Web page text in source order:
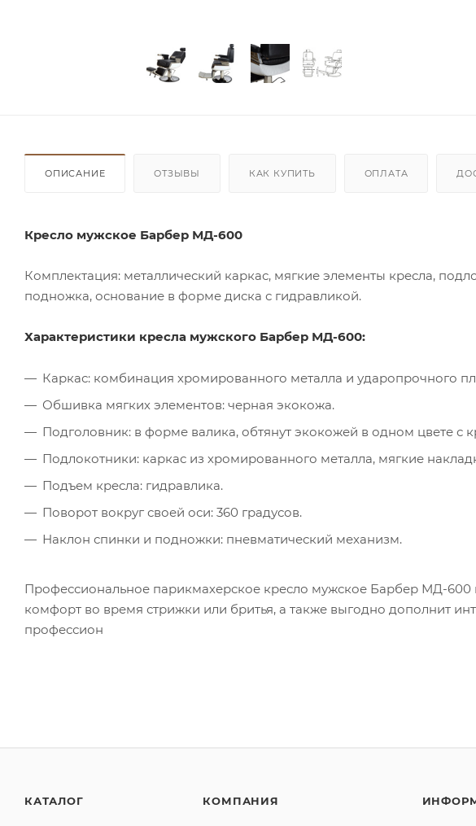
ОПИСАНИЕ ОТЗЫВЫ КАК КУПИТЬ ОПЛАТА
Кресло мужское Барбер МД-600
Комплектация: металлический каркас, мягкие элементы кресла,
подножка, основание в форме диска с гидравликой.
Характеристики кресла мужского Барбер МД-600:
Каркас: комбинация хромированного металла и ударопрочного
Обшивка мягких элементов: черная экокожа.
Подголовник: в форме валика, обтянут экокожей в одном цвете с
Подлокотники: каркас из хромированного металла, мягкие
Подъем кресла: гидравлика.
Поворот вокруг своей оси: 360 градусов.
Наклон спинки и подножки: пневматический механизм.
Профессиональное парикмахерское кресло мужское Барбер МД-
комфорт во время стрижки или бритья, а также выгодно дополнит
профессион
КАТАЛОГ КОМПАНИЯ